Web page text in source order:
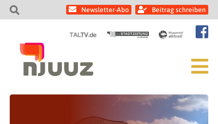
Newsletter-Abo Beitrag schreiben